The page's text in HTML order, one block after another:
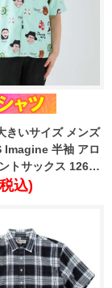
きいサイズ メンズ
Imagine 半袖 アロ
トサックス 1267-
5L 6L
込)